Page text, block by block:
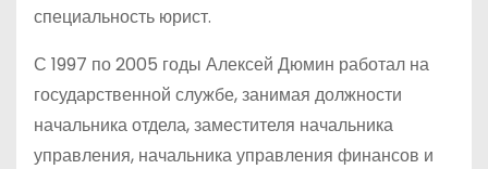
специальность юрист.
С 1997 по 2005 годы Алексей Дюмин работал на
государственной службе, занимая должности
начальника отдела, заместителя начальника
управления, начальника управления финансов и